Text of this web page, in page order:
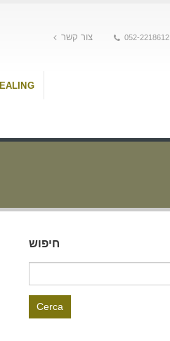
צור קשר 052-2218612
חיפוש
per: